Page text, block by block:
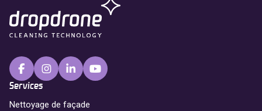
Services
Nettoyage de façade